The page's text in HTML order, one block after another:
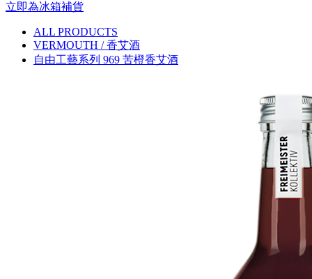
立即為冰箱補貨
ALL PRODUCTS
VERMOUTH / 香艾酒
自由工藝系列 969 苦橙香艾酒